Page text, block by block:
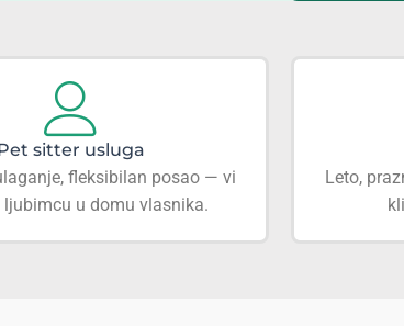
sitter usluga
fleksibilan posao — vi
ljubimcu u domu vlasnika.
Leto,